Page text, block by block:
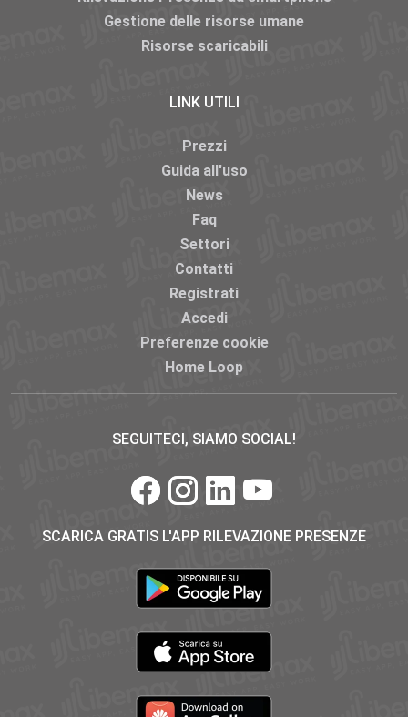
Gestione delle risorse umane
Risorse scaricabili
LINK UTILI
Prezzi
Guida all'uso
News
Faq
Settori
Contatti
Registrati
Accedi
Preferenze cookie
Home Loop
SEGUITECI, SIAMO SOCIAL!
SCARICA GRATIS L'APP RILEVAZIONE PRESENZE